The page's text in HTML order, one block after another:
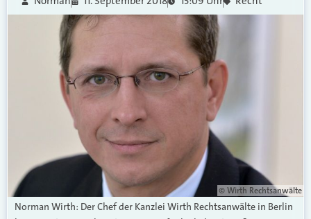
© Wirth Rechtsanwälte
Norman Wirth: Der Chef der Kanzlei Wirth Rechtsanwälte in Berlin